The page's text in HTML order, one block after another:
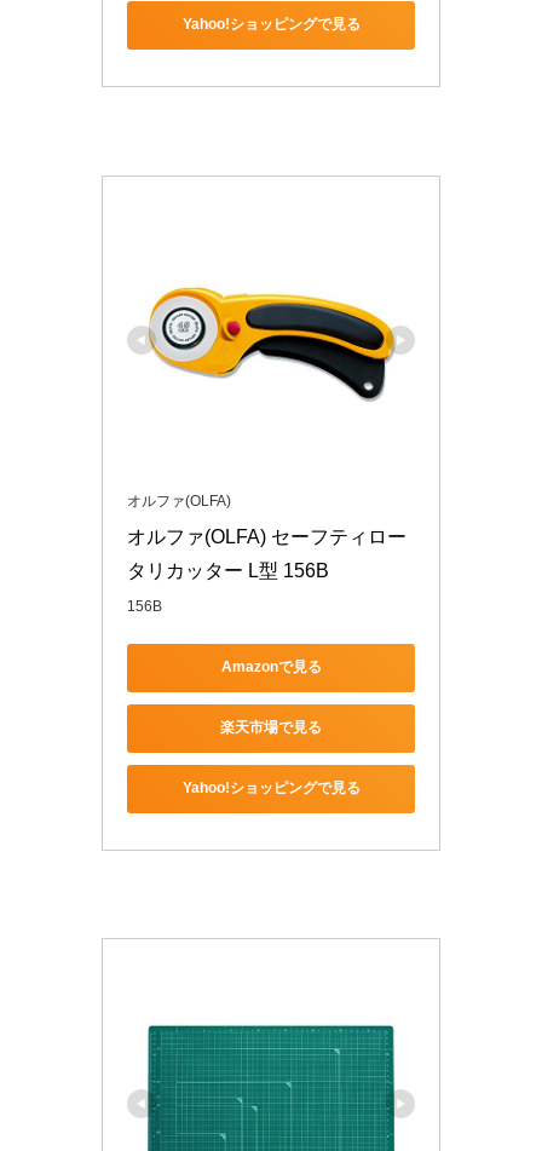
Yahoo!ショッピングで見る
オルファ(OLFA)
オルファ(OLFA) セーフティロー
タリカッター L型 156B
156B
Amazonで見る
楽天市場で見る
Yahoo!ショッピングで見る